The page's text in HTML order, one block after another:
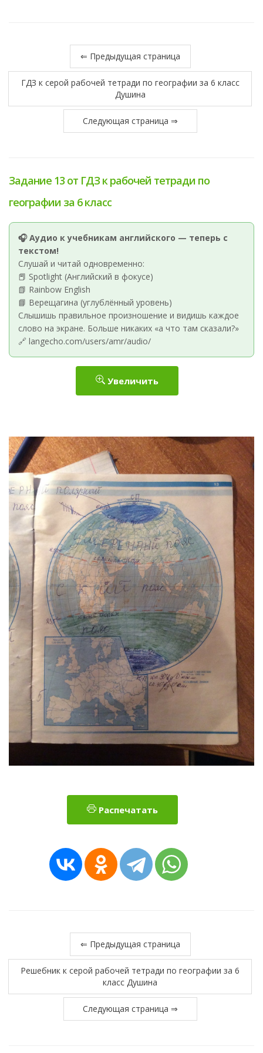
⇐ Предыдущая страница
ГДЗ к серой рабочей тетради по географии за 6 класс
Душина
Следующая страница ⇒
Задание 13 от ГДЗ к рабочей тетради по
географии за 6 класс
🎧 Аудио к учебникам английского — теперь с
текстом!
Слушай и читай одновременно:
📕 Spotlight (Английский в фокусе)
📗 Rainbow English
📘 Верещагина (углублённый уровень)
Слышишь правильное произношение и видишь каждое
слово на экране. Больше никаких «а что там сказали?»
🔗 langecho.com/users/amr/audio/
Увеличить
Распечатать
⇐ Предыдущая страница
Решебник к серой рабочей тетради по географии за 6
класс Душина
Следующая страница ⇒